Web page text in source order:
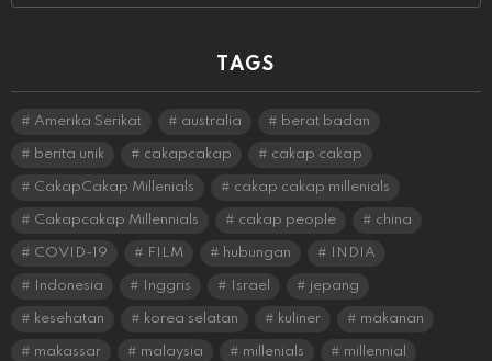
TAGS
Amerika Serikat australia berat badan
berita unik cakapcakap cakap cakap
CakapCakap Millenials cakap cakap millenials
Cakapcakap Millennials cakap people china
COVID-19 FILM hubungan INDIA
Indonesia Inggris Israel jepang
kesehatan korea selatan kuliner makanan
makassar malaysia millenials millennial